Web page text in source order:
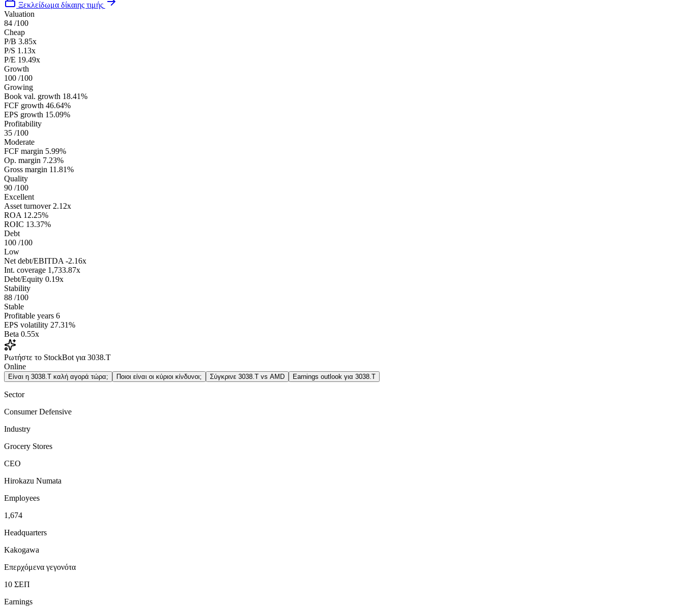
Ξεκλείδωμα δίκαιης τιμής
Valuation
84 /100
Cheap
P/B 3.85x
P/S 1.13x
P/E 19.49x
Growth
100 /100
Growing
Book val. growth 18.41%
FCF growth 46.64%
EPS growth 15.09%
Profitability
35 /100
Moderate
FCF margin 5.99%
Op. margin 7.23%
Gross margin 11.81%
Quality
90 /100
Excellent
Asset turnover 2.12x
ROA 12.25%
ROIC 13.37%
Debt
100 /100
Low
Net debt/EBITDA -2.16x
Int. coverage 1,733.87x
Debt/Equity 0.19x
Stability
88 /100
Stable
Profitable years 6
EPS volatility 27.31%
Beta 0.55x
Ρωτήστε το StockBot για 3038.T
Online
Είναι η 3038.T καλή αγορά τώρα; Ποιοι είναι οι κύριοι κίνδυνοι; Σύγκρινε 3038.T vs AMD Earnings outlook για 3038.T
Sector
Consumer Defensive
Industry
Grocery Stores
CEO
Hirokazu Numata
Employees
1,674
Headquarters
Kakogawa
Επερχόμενα γεγονότα
10 ΣΕΠ
Earnings